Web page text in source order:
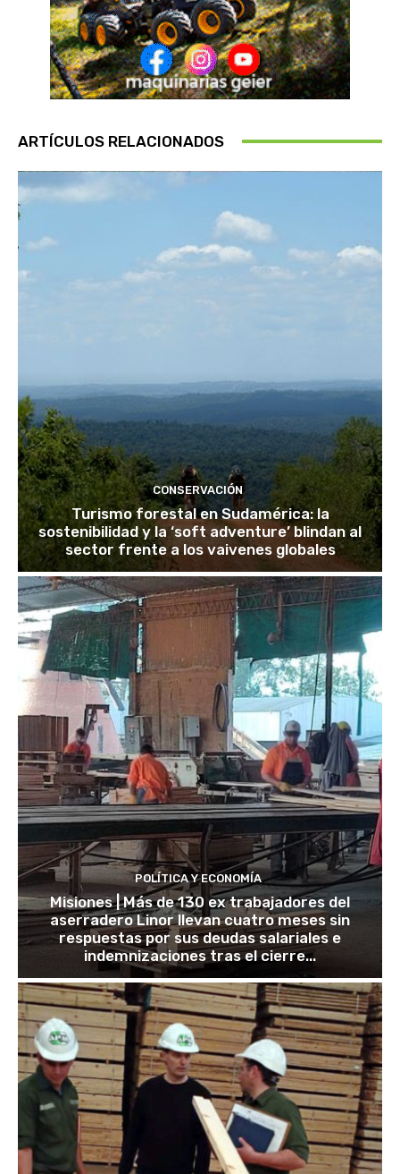
ARTÍCULOS RELACIONADOS
CONSERVACIÓN
Turismo forestal en Sudamérica: la
sostenibilidad y la ‘soft adventure’ blindan al
sector frente a los vaivenes globales
POLÍTICA Y ECONOMÍA
Misiones | Más de 130 ex trabajadores del
aserradero Linor llevan cuatro meses sin
respuestas por sus deudas salariales e
indemnizaciones tras el cierre...